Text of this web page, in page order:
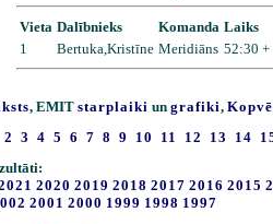
Vieta Dalībnieks Komanda Laiks
1
Bertuka,Kristīne Meridiāns 52:30 +
, EMIT starplaiki un grafiki,
2 3 4 5 6 7 8 9 10 11 12 13 14
2020 2019 2018 2017 2016 2015
2001 2000 1999 1998 1997